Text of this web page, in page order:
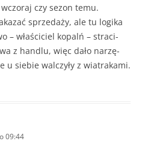
czy sezon temu.
sprze­daży, ale tu logika
– wła­ści­ciel kopalń – stra­ci­
z han­dlu, więc dało narzę­
u sie­bie wal­czyły z wiatrakami.
09:44